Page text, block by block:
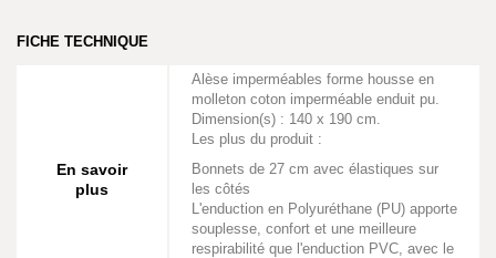
FICHE TECHNIQUE
En savoir
plus
Alèse imperméables forme housse en
molleton coton imperméable enduit pu.
Dimension(s) : 140 x 190 cm.
Les plus du produit :
Bonnets de 27 cm avec élastiques sur
les côtés
L'enduction en Polyuréthane (PU) apporte
souplesse, confort et une meilleure
respirabilité que l'enduction PVC, avec le